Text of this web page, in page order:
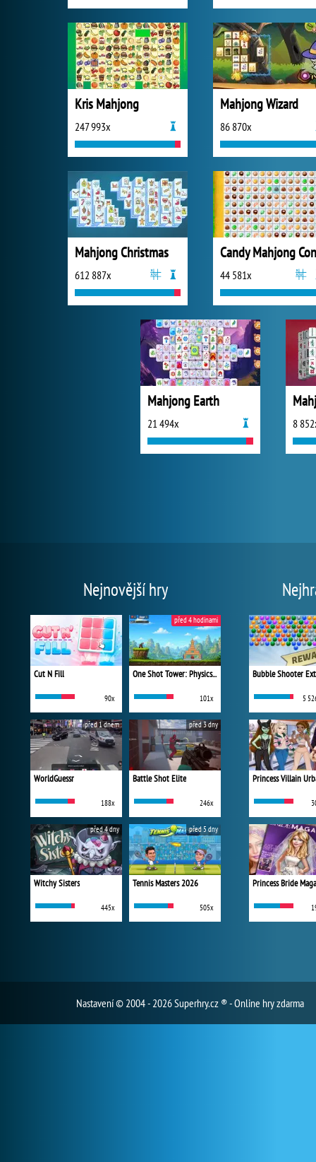
Kris Mahjong
247 993x
Mahjong Wizard
86 870x
Mahjong Christmas
612 887x 44 581x
Mahjong Earth
21 494x 8
Nejnovější hry
Cut N Fill
90x
One Shot Tower: Physics Destroyer
101x
před 4 hodinami
WorldGuessr
188x
před 1 dnem
Battle Shot Elite
246x
před 3 dny
Witchy Sisters
445x
před 4 dny
Tennis Masters 2026
505x
před 5 dny
Bubble Shooter
5
Princess Bride
Nastavení© 2004 - 2026 Superhry.cz ® - Online hry zdarma